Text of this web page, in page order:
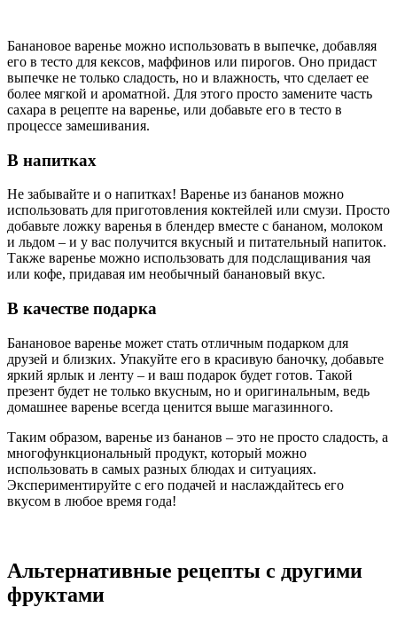
Банановое варенье можно использовать в выпечке, добавляя
его в тесто для кексов, маффинов или пирогов. Оно придаст
выпечке не только сладость, но и влажность, что сделает ее
более мягкой и ароматной. Для этого просто замените часть
сахара в рецепте на варенье, или добавьте его в тесто в
процессе замешивания.
В напитках
Не забывайте и о напитках! Варенье из бананов можно
использовать для приготовления коктейлей или смузи. Просто
добавьте ложку варенья в блендер вместе с бананом, молоком
и льдом – и у вас получится вкусный и питательный напиток.
Также варенье можно использовать для подслащивания чая
или кофе, придавая им необычный банановый вкус.
В качестве подарка
Банановое варенье может стать отличным подарком для
друзей и близких. Упакуйте его в красивую баночку, добавьте
яркий ярлык и ленту – и ваш подарок будет готов. Такой
презент будет не только вкусным, но и оригинальным, ведь
домашнее варенье всегда ценится выше магазинного.
Таким образом, варенье из бананов – это не просто сладость, а
многофункциональный продукт, который можно
использовать в самых разных блюдах и ситуациях.
Экспериментируйте с его подачей и наслаждайтесь его
вкусом в любое время года!
Альтернативные рецепты с другими
фруктами